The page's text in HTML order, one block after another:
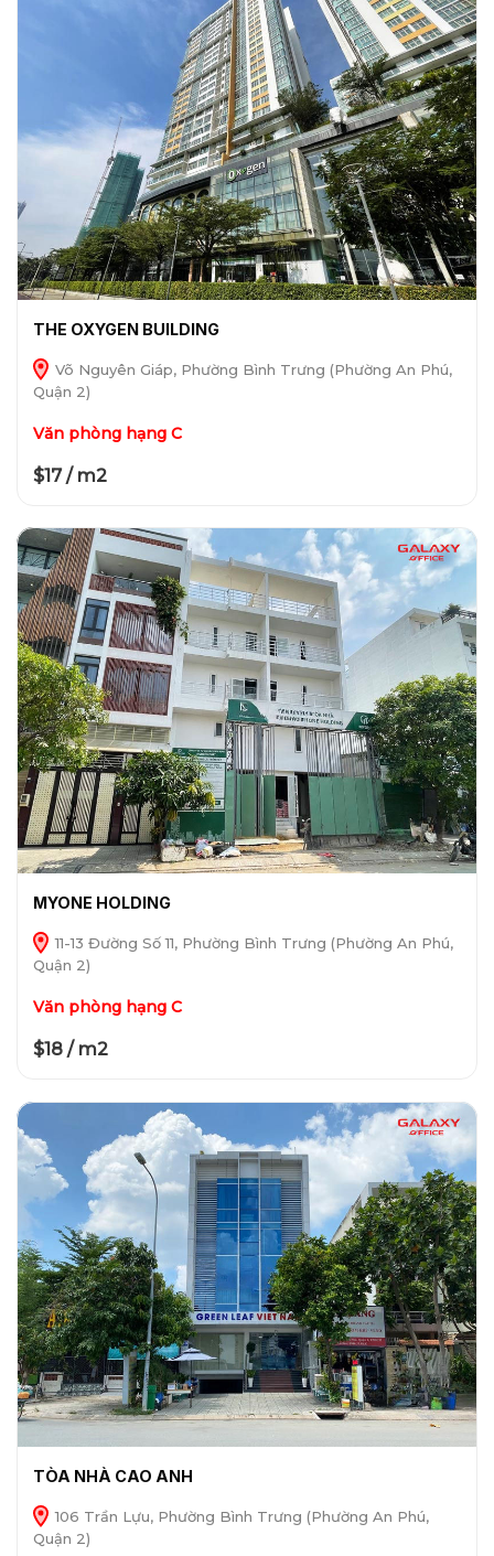
THE OXYGEN BUILDING
Võ Nguyên Giáp, Phường Bình Trưng (Phường An Phú,
Quận 2)
Văn phòng hạng C
$17 / m2
MYONE HOLDING
11-13 Đường Số 11, Phường Bình Trưng (Phường An Phú,
Quận 2)
Văn phòng hạng C
$18 / m2
TÒA NHÀ CAO ANH
106 Trần Lựu, Phường Bình Trưng (Phường An Phú,
Quận 2)